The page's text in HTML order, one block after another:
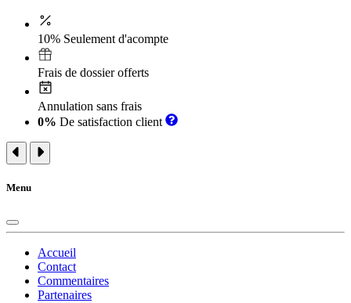
10% Seulement d'acompte
Frais de dossier offerts
Annulation sans frais
0% De satisfaction client
Menu
Accueil
Contact
Commentaires
Partenaires